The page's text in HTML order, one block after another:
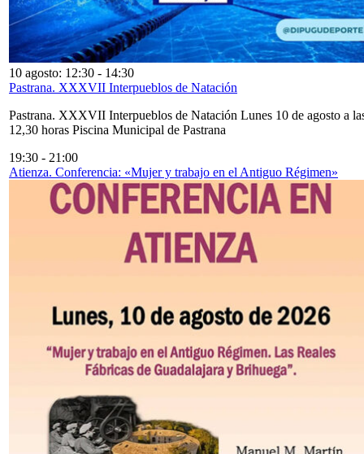
10 agosto: 12:30 - 14:30
Pastrana. XXXVII Interpueblos de Natación
Pastrana. XXXVII Interpueblos de Natación Lunes 10 de agosto a
12,30 horas Piscina Municipal de Pastrana
19:30 - 21:00
Atienza. Conferencia: «Mujer y trabajo en el Antiguo Régimen»